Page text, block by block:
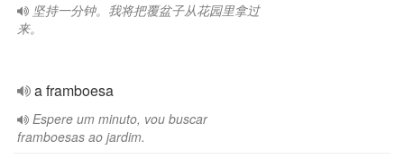
坚持一分钟。我将把覆盆子从花园里拿过
来。
a framboesa
Espere um minuto, vou buscar
framboesas ao jardim.